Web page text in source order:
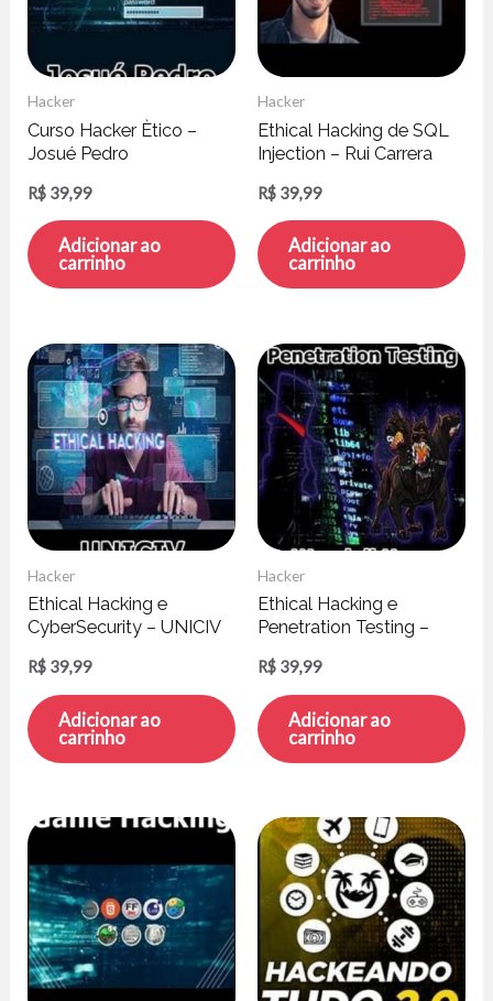
Hacker
Curso Hacker Ètico –
Josué Pedro
R$ 39,99
Adicionar ao
carrinho
Hacker
Ethical Hacking de SQL
Injection – Rui Carrera
R$ 39,99
Adicionar ao
carrinho
Hacker
Ethical Hacking e
CyberSecurity – UNICIV
R$ 39,99
Adicionar ao
carrinho
Hacker
Ethical Hacking e
Penetration Testing –
R$ 39,99
Adicionar ao
carrinho